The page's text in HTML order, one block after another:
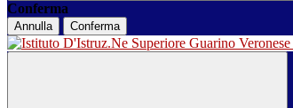
Conferma
Annulla Conferma